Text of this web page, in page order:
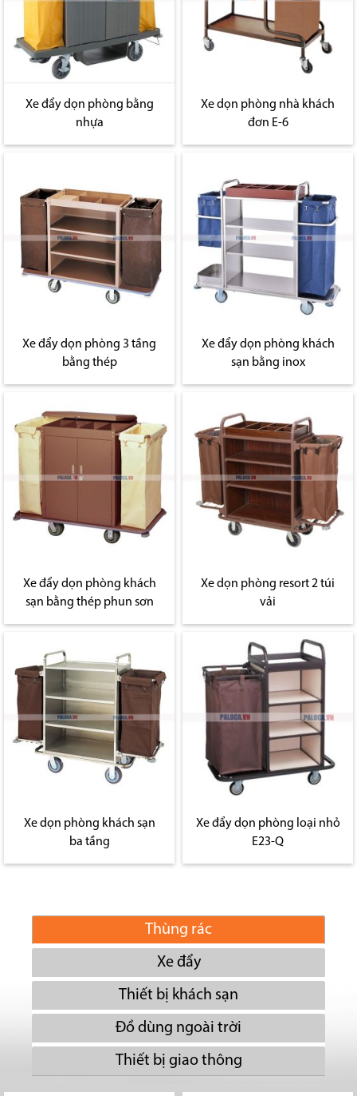
Xe đẩy dọn phòng bằng
nhựa
Xe dọn phòng nhà khách
đơn E-6
Xe đẩy dọn phòng 3 tầng
bằng thép
Xe đẩy dọn phòng khách
sạn bằng inox
Xe đẩy dọn phòng khách
sạn bằng thép phun sơn
Xe dọn phòng resort 2 túi
vải
Xe dọn phòng khách sạn
ba tầng
Xe đẩy dọn phòng loại nhỏ
E23-Q
Thùng rác
Xe đẩy
Thiết bị khách sạn
Đồ dùng ngoài trời
Thiết bị giao thông